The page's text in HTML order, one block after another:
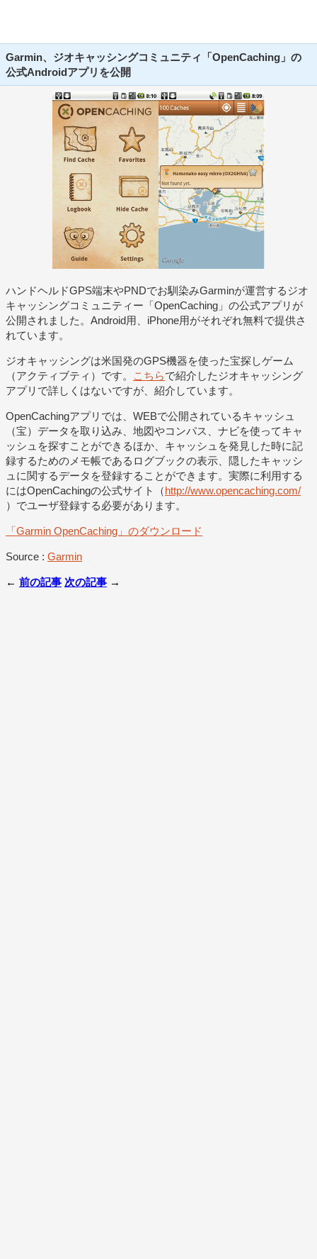
Garmin、ジオキャッシングコミュニティ「OpenCaching」の
公式Androidアプリを公開
ハンドヘルドGPS端末やPNDでお馴染みGarminが運営するジオ
キャッシングコミュニティー「OpenCaching」の公式アプリが
公開されました。Android用、iPhone用がそれぞれ無料で提供さ
れています。
ジオキャッシングは米国発のGPS機器を使った宝探しゲーム
（アクティブティ）です。
こちらで紹介したジオキャッシング
アプリで詳しくはないですが、紹介しています。
OpenCachingアプリでは、WEBで公開されているキャッシュ
（宝）データを取り込み、地図やコンパス、ナビを使ってキャ
ッシュを探すことができるほか、キャッシュを発見した時に記
録するためのメモ帳であるログブックの表示、隠したキャッシ
ュに関するデータを登録することができます。実際に利用する
にはOpenCachingの公式サイト（http://www.opencaching.com/
）でユーザ登録する必要があります。
「Garmin OpenCaching」のダウンロード
Source : Garmin
← 前の記事 次の記事 →